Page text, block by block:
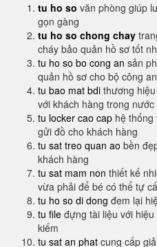
tu ho so văn phòng giúp
gọn gàng
tu ho so chong chay
cháy bảo quản hồ sơ tốt
tu ho so bo cong an sản
quản hồ sơ cho bộ công
tu bao mat bdi thương
với khách hàng trong
tu locker cao cap hệ thống
gửi đồ cho khách hàng
tu sat treo quan ao bền
khách hàng
tu sat mam non thiết kế
vừa phải để bé có thể tự
tu ho so di dong đem lại
tu file đựng tài liệu với
kiếm
tu sat an phat cung cấp